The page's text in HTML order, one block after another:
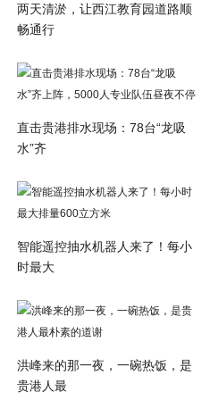
两天清淤，让西江教育园道路顺
畅通行
直击贵港排水现场：78台“龙吸
水”齐
智能遥控抽水机器人来了！每小
时最大
洪峰来的那一夜，一碗热饭，是
贵港人最